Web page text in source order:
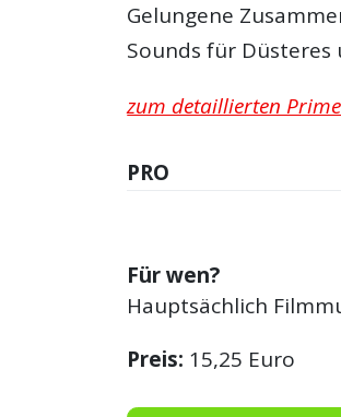
Gelungene
Sounds für Düsteres
zum detaillierten
PRO
Für wen?
Hauptsächlich
Preis: 15,25 Euro